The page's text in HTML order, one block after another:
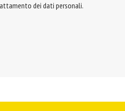
dei dati personali.